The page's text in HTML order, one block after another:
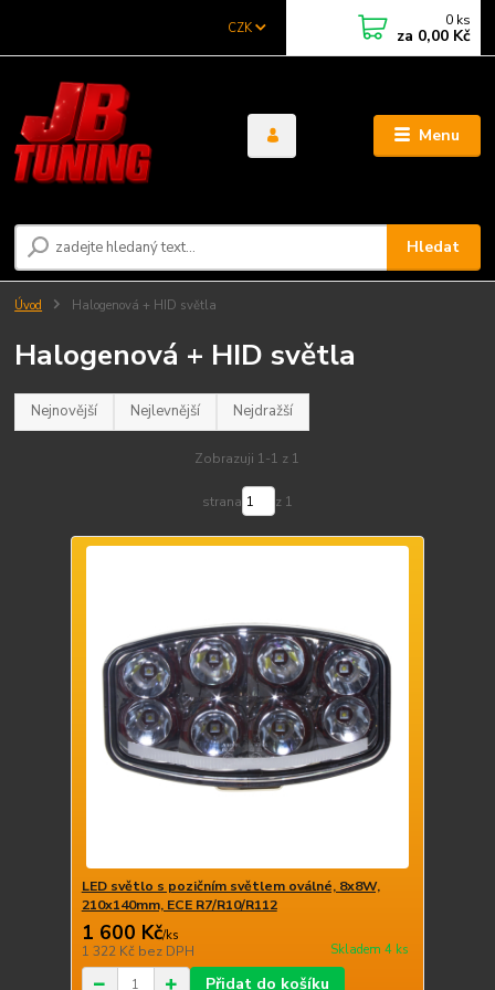
Menu
CZK
Hledat
0 ks
za 0,00 Kč
Úvod Halogenová + HID světla
Halogenová + HID světla
Nejnovější Nejlevnější Nejdražší
Zobrazuji 1-1 z 1
strana z 1
LED světlo s pozičním světlem oválné, 8x8W,
210x140mm, ECE R7/R10/R112
1 600 Kč/ks
1 322 Kč bez DPH Skladem 4 ks
Přidat do košíku